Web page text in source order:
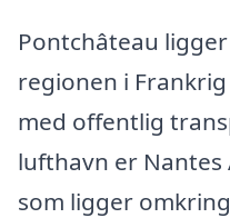
Pontchâteau
regionen i
med offentlig
lufthavn er
som ligger